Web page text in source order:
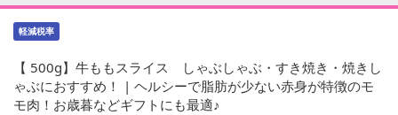
軽減税率
【 500g】牛ももスライス しゃぶしゃぶ・すき焼き・焼きし
ゃぶにおすすめ！ | ヘルシーで脂肪が少ない赤身が特徴のモ
モ肉！お歳暮などギフトにも最適♪